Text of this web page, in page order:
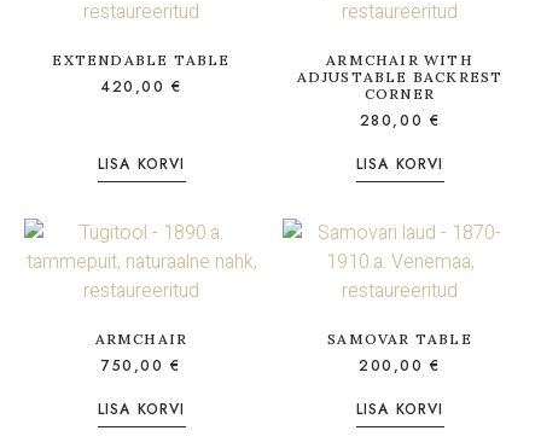
EXTENDABLE TABLE
420,00€
LISA KORVI
ARMCHAIR WITH
ADJUSTABLE BACKREST
CORNER
280,00 €
LISA KORVI
ARMCHAIR
750,00€
LISA KORVI
SAMOVAR TABLE
200,00€
LISA KORVI